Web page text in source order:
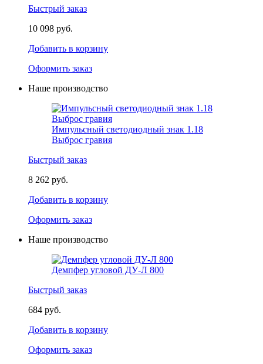
Быстрый заказ
10 098 руб.
Добавить в корзину
Оформить заказ
Наше производство
Импульсный светодиодный знак 1.18
Выброс гравия
Быстрый заказ
8 262 руб.
Добавить в корзину
Оформить заказ
Наше производство
Демпфер угловой ДУ-Л 800
Быстрый заказ
684 руб.
Добавить в корзину
Оформить заказ